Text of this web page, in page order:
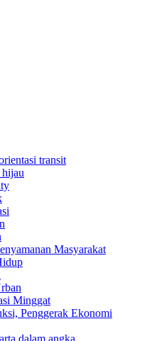
transit
hijau
Masyarakat
Minggat
Penggerak Ekonomi
dalam angka